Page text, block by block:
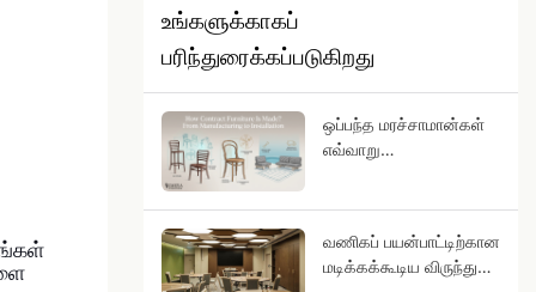
உங்களுக்காகப்
பரிந்துரைக்கப்படுகிறது
ஒப்பந்த மரச்சாமான்கள்
எவ்வாறு
வணிகப் பயன்பாட்டிற்கான
மடிக்கக்கூடிய விருந்து